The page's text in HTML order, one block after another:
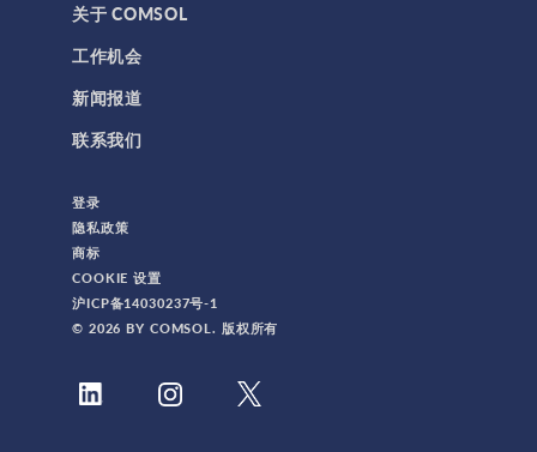
关于 COMSOL
工作机会
新闻报道
联系我们
登录
隐私政策
商标
COOKIE 设置
沪ICP备14030237号-1
© 2026 BY COMSOL. 版权所有